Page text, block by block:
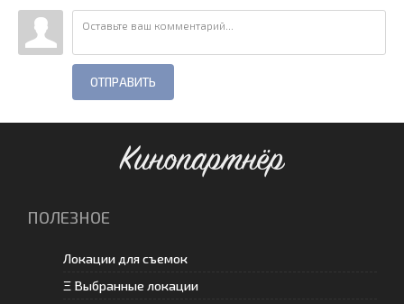
ОТПРАВИТЬ
Кинопартнёр
ПОЛЕЗНОЕ
Локации для съемок
Ξ Выбранные локации